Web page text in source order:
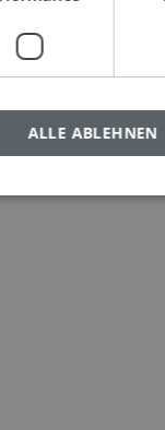
Masterarbeit
Publikation
ALLE ABLEHNEN